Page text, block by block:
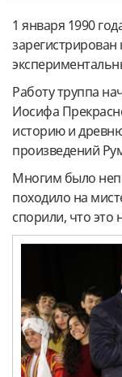
1 января 1990
зарегистрирован
Работу труппа
Иосифа
историю и
произведений
Многим было
походило на
спорили, что это